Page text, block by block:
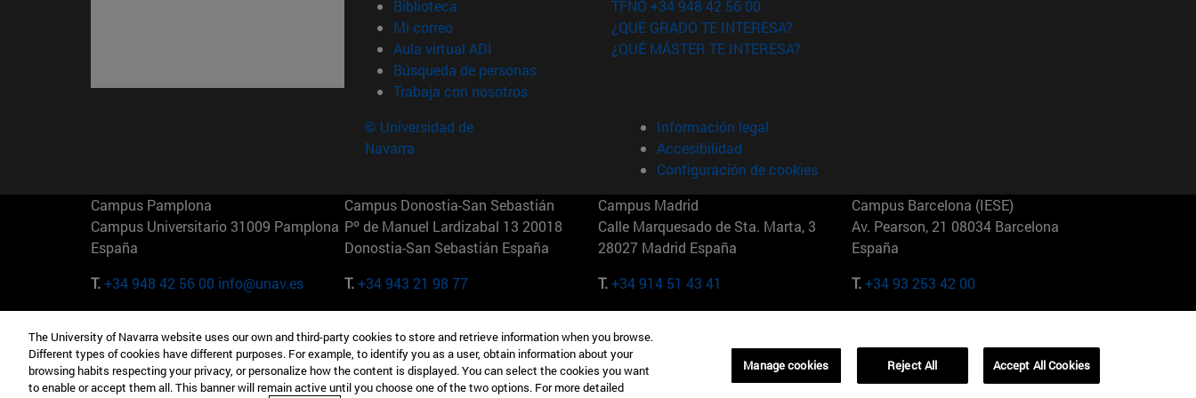
Biblioteca (abre en nueva ventana)
Mi correo(abre en nueva ventana)
Aula virtual ADI (abre en nueva ventana)
Búsqueda de personas(abre en nueva ventana)
Trabaja con nosotros(abre en nueva ventana)
TFNO +34 948 42 56 00
¿QUÉ GRADO TE INTERESA?
¿QUÉ MÁSTER TE INTERESA?
© Universidad de
Navarra
Información legal
Accesibilidad
Configuración de cookies
Campus Pamplona
Campus Universitario 31009 Pamplona
España
T.+34 948 42 56 00 info@unav.es
Campus Donostia-San Sebastián
Pº de Manuel Lardizabal 13 20018
Donostia-San Sebastián España
T.+34 943 21 98 77
Campus Madrid
Calle Marquesado de Sta. Marta, 3
28027 Madrid España
T.+34 914 51 43 41
Campus Barcelona (IESE)
Av. Pearson, 21 08034 Barcelona
España
T.+34 93 253 42 00
Camino del Cerro Águila 3 28023
Madrid España
165 W 57th St 10019-2201 Nueva York
EE.UU
Maria-Theresia-Straße 15 81675
Múnich Alemania
01321001 Bela Vista Brasil
The University of Navarra website uses our own and third-party cookies to store and retrieve information when you browse.
Different types of cookies have different purposes. For example, to identify you as a user, obtain information about your
browsing habits respecting your privacy, or personalize how the content is displayed. You can select the cookies you want
to enable or accept them all. This banner will remain active until you choose one of the two options. For more detailed
Manage cookies Reject All Accept All Cookies